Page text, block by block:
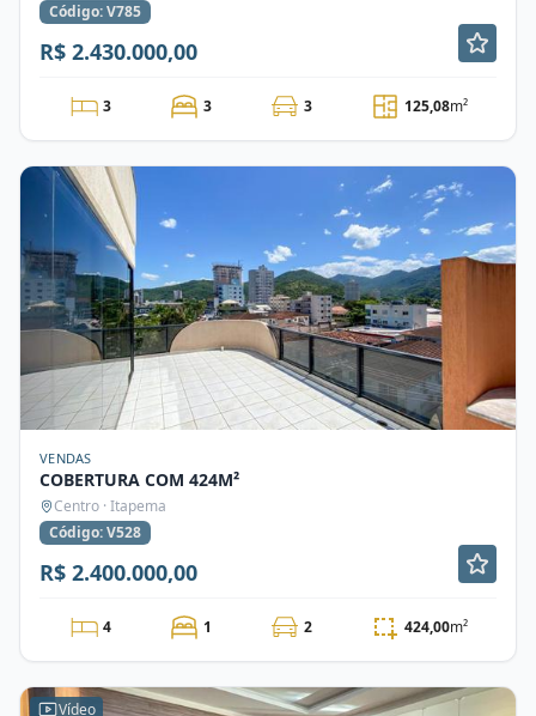
Código: V785
R$ 2.430.000,00
3 3 3 125,08m²
VENDAS
COBERTURA COM 424M²
Centro · Itapema
Código: V528
R$ 2.400.000,00
4 1 2 424,00m²
Vídeo